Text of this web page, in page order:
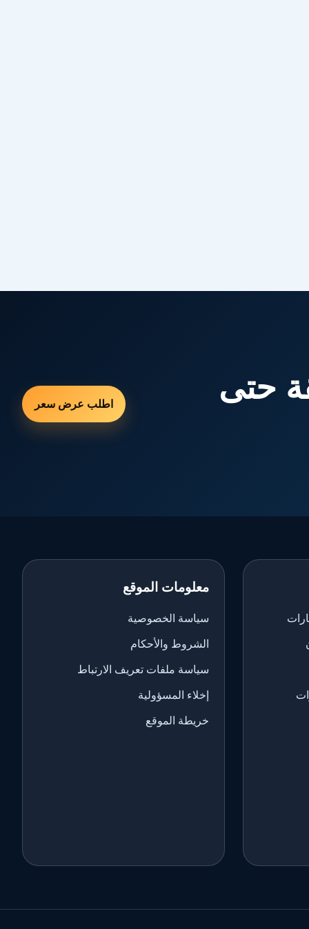
حتى اطلب عرض سعر
معلومات الموقع
سياسة الخصوصية
الشروط والأحكام
سياسة ملفات تعريف الارتباط
إخلاء المسؤولية
خريطة الموقع